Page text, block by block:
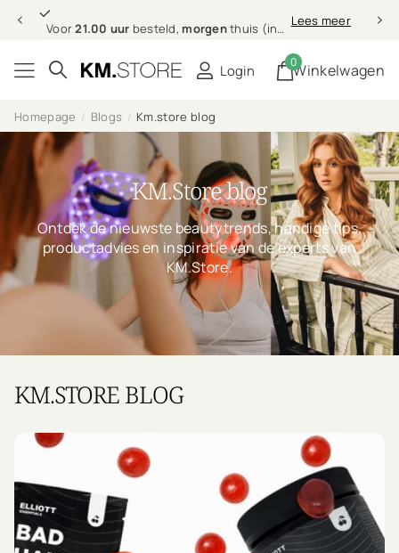
Professionelehaarverzorging bij jou thuis Lees meer
Login Winkelwagen
0
Homepage Blogs Km.store blog
KM.Store blog
Ontdek de nieuwste beautytrends, handige tips,
productadvies en inspiratie van de experts van
KM.Store.
KM.STORE BLOG